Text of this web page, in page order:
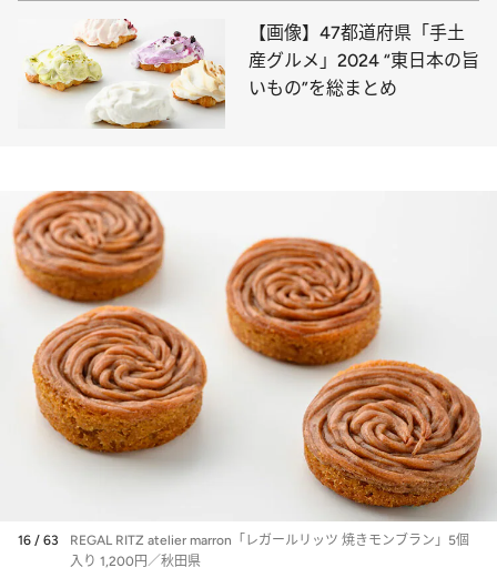
【画像】47都道府県「手土
産グルメ」2024 “東日本の旨
いもの”を総まとめ
16 / 63
REGAL RITZ atelier marron「レガールリッツ 焼きモンブラン」5個
入り 1,200円／秋田県